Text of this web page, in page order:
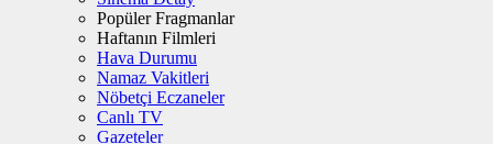
Popüler Fragmanlar
Haftanın Filmleri
Hava Durumu
Namaz Vakitleri
Nöbetçi Eczaneler
Canlı TV
Gazeteler